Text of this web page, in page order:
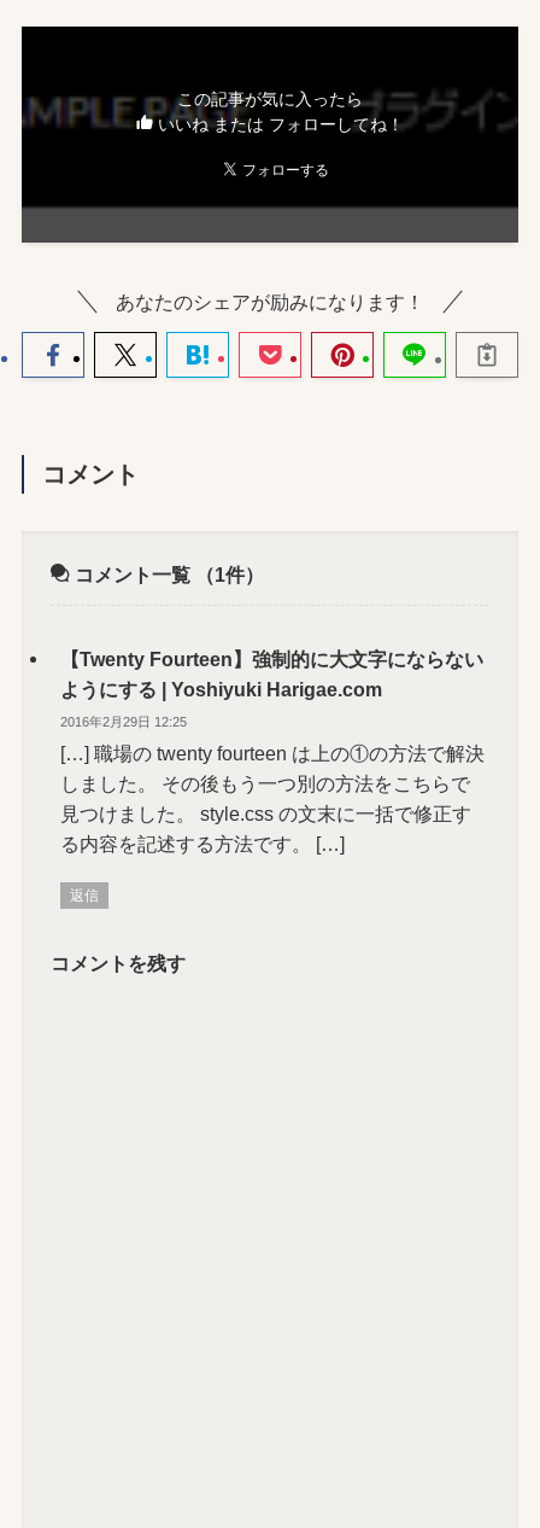
この記事が気に入ったら
いいね または フォローしてね！
あなたのシェアが励みになります！
コメント
コメント一覧 （1件）
【Twenty Fourteen】強制的に大文字にならない
ようにする | Yoshiyuki Harigae.com
2016年2月29日 12:25
[…] 職場の twenty fourteen は上の①の方法で解決
しました。 その後もう一つ別の方法をこちらで
見つけました。 style.css の文末に一括で修正す
る内容を記述する方法です。 […]
返信
コメントを残す